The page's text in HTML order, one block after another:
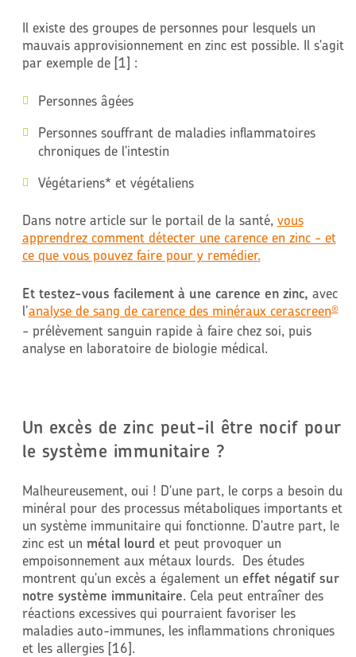
Il existe des groupes de personnes pour lesquels un
mauvais approvisionnement en zinc est possible. Il s'agit
par exemple de [1] :
Personnes âgées
Personnes souffrant de maladies inflammatoires
chroniques de l'intestin
Végétariens* et végétaliens
Dans notre article sur le portail de la santé, vous
apprendrez comment détecter une carence en zinc - et
ce que vous pouvez faire pour y remédier.
Et testez-vous facilement à une carence en zinc, avec
l’analyse de sang de carence des minéraux cerascreen®
- prélèvement sanguin rapide à faire chez soi, puis
analyse en laboratoire de biologie médical.
Un excès de zinc peut-il être nocif pour
le système immunitaire ?
Malheureusement, oui ! D'une part, le corps a besoin du
minéral pour des processus métaboliques importants et
un système immunitaire qui fonctionne. D'autre part, le
zinc est un métal lourdet peut provoquer un
empoisonnement aux métaux lourds. Des études
montrent qu'un excès a également un effet négatif sur
notre système immunitaire. Cela peut entraîner des
réactions excessives qui pourraient favoriser les
maladies auto-immunes, les inflammations chroniques
et les allergies [16].